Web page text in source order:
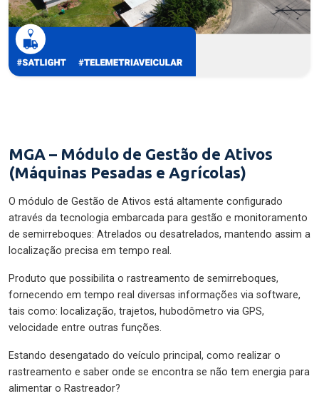
MGA – Módulo de Gestão de Ativos
(Máquinas Pesadas e Agrícolas)
O módulo de Gestão de Ativos está altamente configurado
através da tecnologia embarcada para gestão e monitoramento
de semirreboques: Atrelados ou desatrelados, mantendo assim a
localização precisa em tempo real.
Produto que possibilita o rastreamento de semirreboques,
fornecendo em tempo real diversas informações via software,
tais como: localização, trajetos, hubodômetro via GPS,
velocidade entre outras funções.
Estando desengatado do veículo principal, como realizar o
rastreamento e saber onde se encontra se não tem energia para
alimentar o Rastreador?